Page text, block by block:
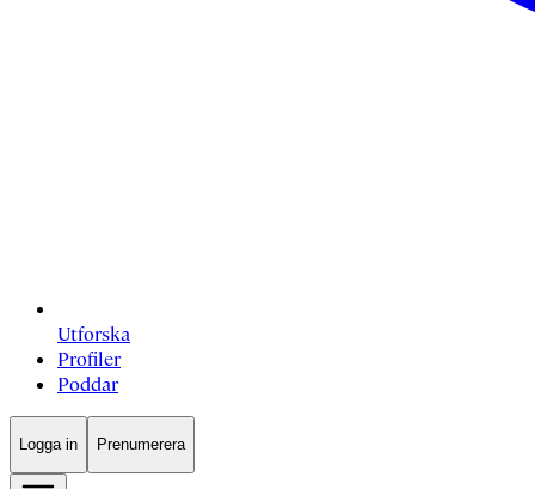
Utforska
Profiler
Poddar
Logga in Prenumerera